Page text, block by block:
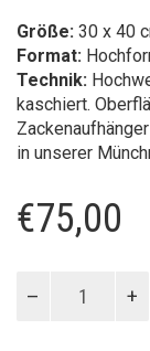
Größe: 30 x 40
Format:
Technik:
kaschiert.
in unserer
€75,00